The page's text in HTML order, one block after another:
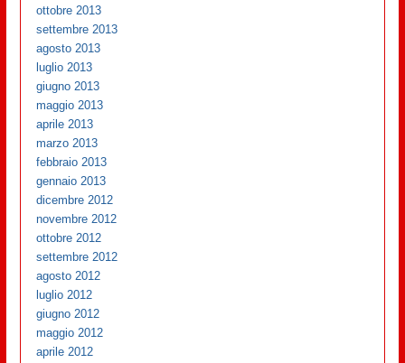
ottobre 2013
settembre 2013
agosto 2013
luglio 2013
giugno 2013
maggio 2013
aprile 2013
marzo 2013
febbraio 2013
gennaio 2013
dicembre 2012
novembre 2012
ottobre 2012
settembre 2012
agosto 2012
luglio 2012
giugno 2012
maggio 2012
aprile 2012